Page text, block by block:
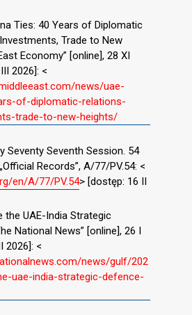
Ties: 40 Years of Diplomatic
Trade to New
Economy” [online], 28 XI
2026]: <
news/uae-
of-diplomatic-relations-
trade-to-new-heights/
Seventy Seventh Session. 54
Records”, A/77/PV.54: <
en/A/77/PV.54> [dostęp: 16 II
the UAE-India Strategic
National News” [online], 26 I
2026]: <
news/gulf/202
uae-india-strategic-defence-